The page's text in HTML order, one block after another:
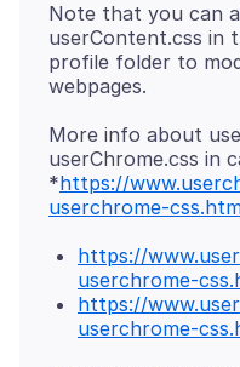
Note that you can
userContent.css in
profile folder to
More info about
userChrome.css in
*https://
userchrome-
https://
userchrome-
https://
userchrome-